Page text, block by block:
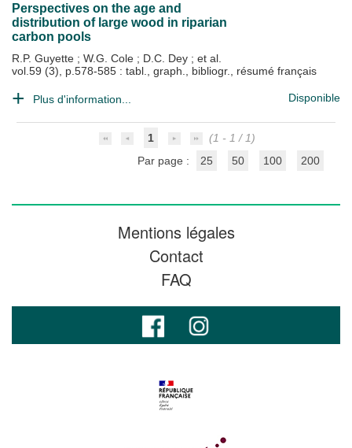
Perspectives on the age and
distribution of large wood in riparian
carbon pools
R.P. Guyette ; W.G. Cole ; D.C. Dey ; et al.
vol.59 (3), p.578-585 : tabl., graph., bibliogr., résumé français
Plus d'information... Disponible
1
(1 - 1 / 1)
Par page :
25 50 100 200
Mentions légales
Contact
FAQ